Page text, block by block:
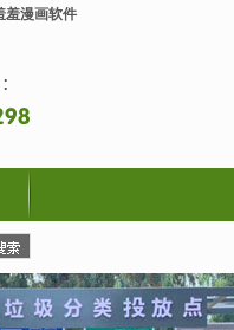
羞漫画软件